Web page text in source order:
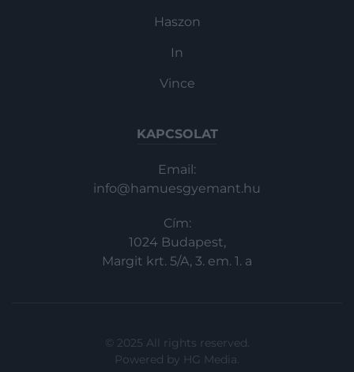
Haszon
In
Vince
KAPCSOLAT
Email:
info@hamuesgyemant.hu
Cím:
1024 Budapest,
Margit krt. 5/A, 3. em. 1. a
© 2025 All rights reserved.
Powered by HG Media.